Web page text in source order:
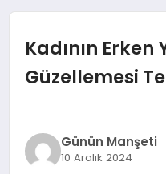
MEGA MENÜ
TEKNOLOJI
İŞ DÜNYASI
Kadının
Güzellemesi
Günün Manşeti
10 Aralık 2024